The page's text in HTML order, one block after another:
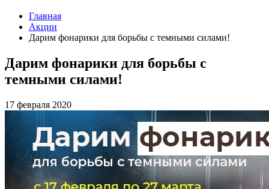
Главная
Акции
Дарим фонарики для борьбы с темными силами!
Дарим фонарики для борьбы с
темными силами!
17 февраля 2020